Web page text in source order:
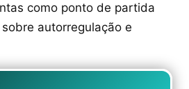
como ponto de partida
autorregulação e